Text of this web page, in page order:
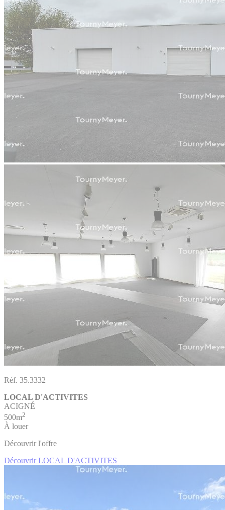
Réf. 35.3332
LOCAL D'ACTIVITES
ACIGNÉ
500m2
À louer
Découvrir l'offre
Découvrir LOCAL D'ACTIVITES